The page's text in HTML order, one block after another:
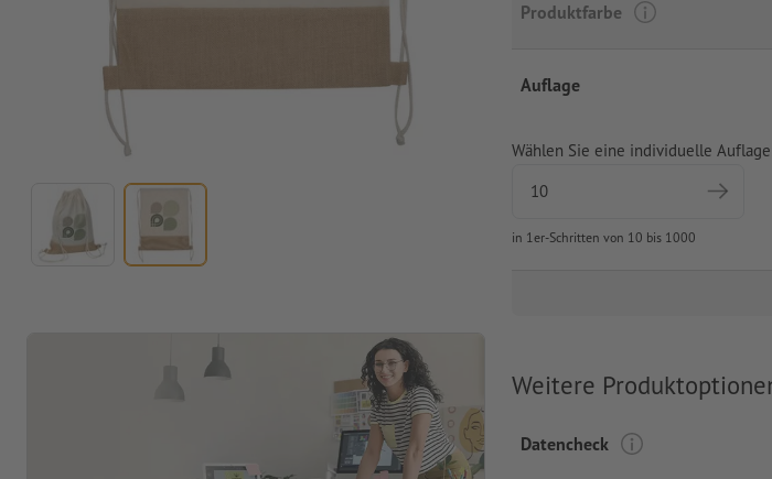
Produktfarbe
Auflage
Wählen Sie eine individuelle
in 1er-Schritten von 10 bis 1000
Weitere
Datencheck